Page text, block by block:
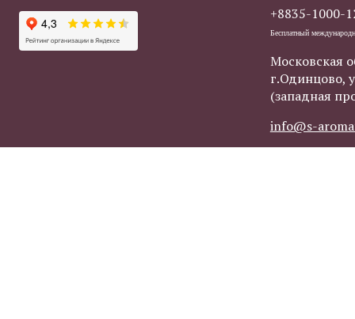
+8835-1000-
Бесплатный
Московская
г.Одинцово,
(западная
info@s-